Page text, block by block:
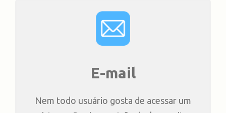
E-mail
Nem todo usuário gosta de acessar um